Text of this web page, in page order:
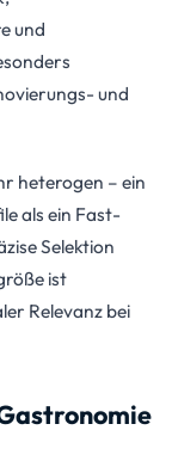
und
und
heterogen – ein
als ein Fast-
Selektion
ist
Relevanz bei